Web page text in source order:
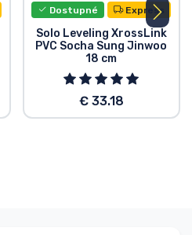
Dostupné Express
Solo Leveling XrossLink
PVC Socha Sung Jinwoo
18 cm
€ 33.18